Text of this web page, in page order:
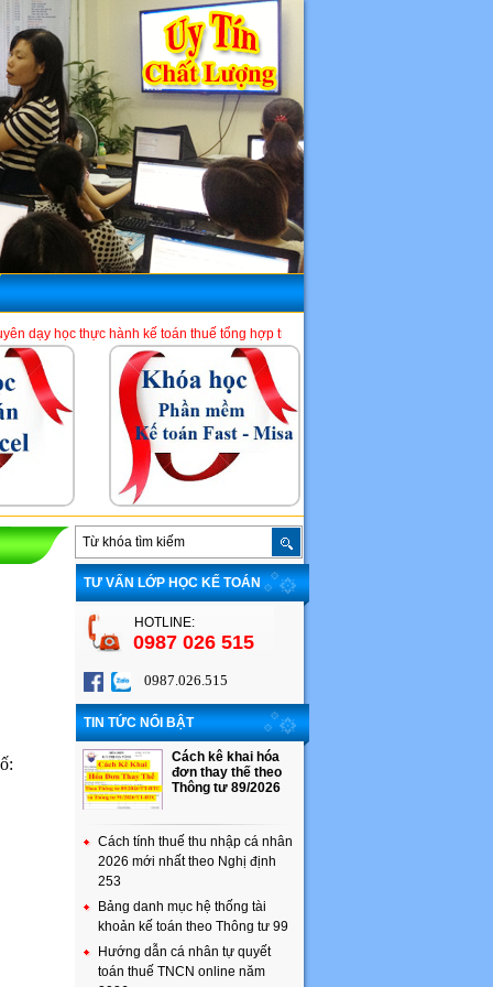
thực hành kế toán thuế tổng hợp trên chứng từ thực tế và phần mềm HTKK,
HCM
TƯ VẤN LỚP HỌC KẾ TOÁN
0987 026 515
HOTLINE:
0987.026.515
TIN TỨC NỔI BẬT
Cách kê khai hóa
đơn thay thế theo
Thông tư 89/2026
Cách tính thuế thu nhập cá nhân
2026 mới nhất theo Nghị định
253
Bảng danh mục hệ thống tài
khoản kế toán theo Thông tư 99
Hướng dẫn cá nhân tự quyết
toán thuế TNCN online năm